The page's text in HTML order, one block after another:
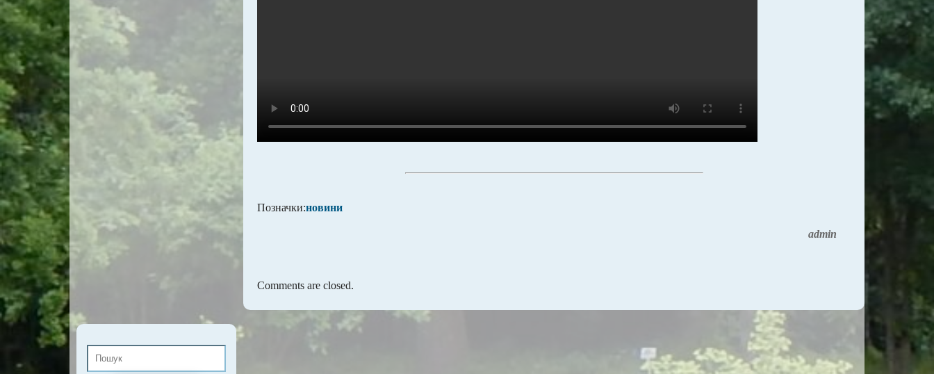
Позначки:новини
admin
Comments are closed.